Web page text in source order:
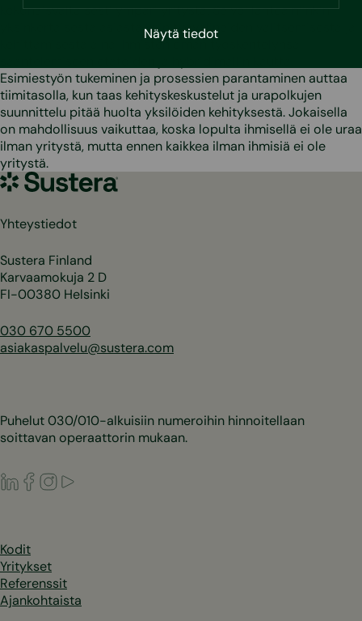
Näytä tiedot
kokonaisvaltaisesti ympäri yritystä. Se voi lähteä niinkin
yksinkertaisesta asiasta kuin työvälineiden valitsemisesta ja
kehittämisestä aina ihmisten oman työskentelynsä
Esimiestyön tukeminen ja prosessien parantaminen auttaa
tiimitasolla, kun taas kehityskeskustelut ja urapolkujen
suunnittelu pitää huolta yksilöiden kehityksestä. Jokaisella
on mahdollisuus vaikuttaa, koska lopulta ihmisellä ei ole uraa
ilman yritystä, mutta ennen kaikkea ilman ihmisiä ei ole
yritystä.
Sustera
Yhteystiedot
Sustera Finland
Karvaamokuja 2 D
FI-00380 Helsinki
030 670 5500
asiakaspalvelu@sustera.com
Puhelut 030/010-alkuisiin numeroihin hinnoitellaan
soittavan operaattorin mukaan.
LinkedIn
Facebook
Instagram
Kodit
Yritykset
Referenssit
Ajankohtaista